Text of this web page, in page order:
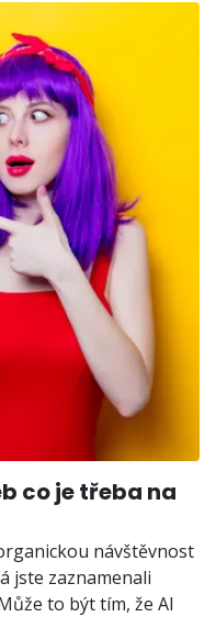
technická realizace.
co je třeba na
návštěvnost
jste zaznamenali
to být tím, že AI